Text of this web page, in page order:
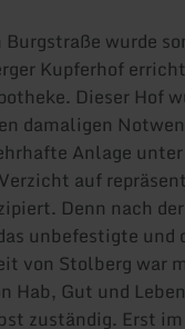
Burgstraße wurde
Kupferhof
Dieser Hof
damaligen
Anlage unter
auf
Denn nach der
unbefestigte und
von Stolberg war
Hab, Gut und Leben
zuständig. Erst